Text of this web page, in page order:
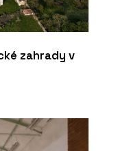
zahrady v